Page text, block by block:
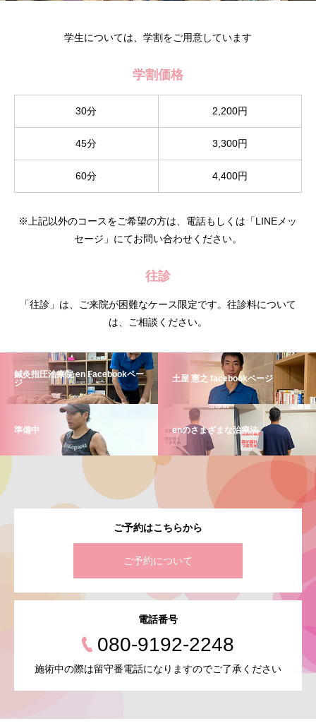
学生については、学割をご用意しています
学割価格
30分 2,200円
45分 3,300円
60分 4,400円
※上記以外のコースをご希望の方は、電話もしくは「LINE メッ
セージ」にてお問い合わせください。
往診
「往診」は、ご来院が困難なケース限定です。往診料について
は、ご相談ください。
鍼灸指圧治療院 en Facebookペー
ジ
土屋 憲之 facebookページ
準備中 enのさまざまな治療法
ご予約はこちらから
ご予約について
電話番号
080-9192-2248
施術中の際は留守番電話になりますのでご了承ください